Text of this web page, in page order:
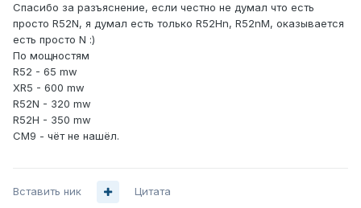
Спасибо за разъяснение, если честно не думал что есть
просто R52N, я думал есть только R52Hn, R52nM, оказывается
есть просто N :)
По мощностям
R52 - 65 mw
XR5 - 600 mw
R52N - 320 mw
R52H - 350 mw
CM9 - чёт не нашёл.
Вставить ник Цитата